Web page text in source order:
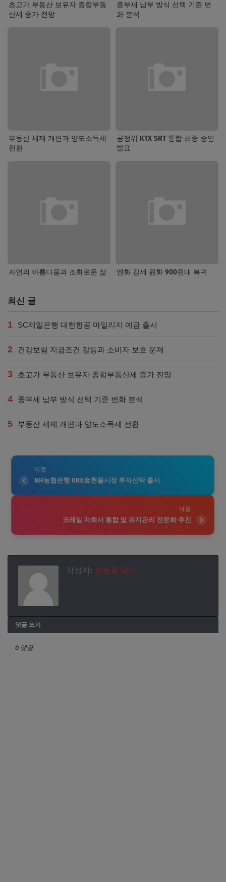
초고가 부동산 보유자 종합부동
산세 증가 전망
종부세 납부 방식 선택 기준 변
화 분석
부동산 세제 개편과 양도소득세
전환
공정위 KTX SRT 통합 최종 승인
발표
자연의 아름다움과 조화로운 삶 엔화 강세 원화 900원대 복귀
최신 글
1 SC제일은행 대한항공 마일리지 예금 출시
2 건강보험 지급조건 갈등과 소비자 보호 문제
3 초고가 부동산 보유자 종합부동산세 증가 전망
4 종부세 납부 방식 선택 기준 변화 분석
5 부동산 세제 개편과 양도소득세 전환
이전
NH농협은행 KRX金현물시장 투자신탁 출시
다음
코레일 자회사 통합 및 유지관리 전문화 추진
작성자: 오늘을 담다
댓글 쓰기
0 댓글